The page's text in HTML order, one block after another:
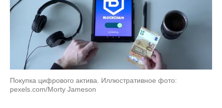
Покупка цифрового актива. Иллюстративное фото:
pexels.com/Morty Jameson